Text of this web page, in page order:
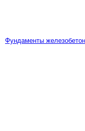
Фундаменты